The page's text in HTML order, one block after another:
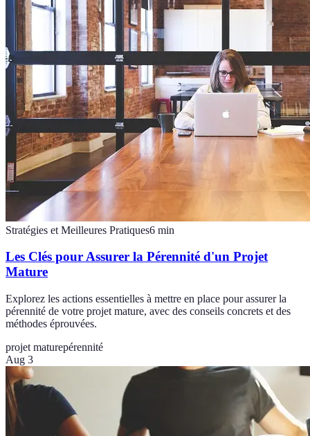
Stratégies et Meilleures Pratiques6 min
Les Clés pour Assurer la Pérennité d'un Projet
Mature
Explorez les actions essentielles à mettre en place pour assurer la
pérennité de votre projet mature, avec des conseils concrets et des
méthodes éprouvées.
projet maturepérennité
Aug 3